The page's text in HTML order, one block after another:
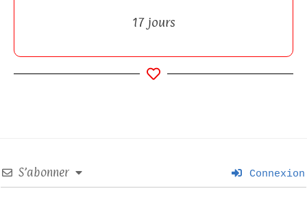
17 jours
S’abonner Connexion